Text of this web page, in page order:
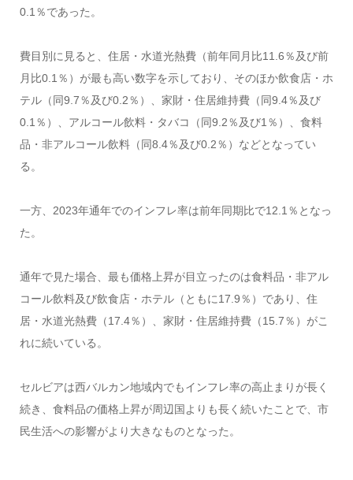
0.1％であった。
費目別に見ると、住居・水道光熱費（前年同月比11.6％及び前
月比0.1％）が最も高い数字を示しており、そのほか飲食店・ホ
テル（同9.7％及び0.2％）、家財・住居維持費（同9.4％及び
0.1％）、アルコール飲料・タバコ（同9.2％及び1％）、食料
品・非アルコール飲料（同8.4％及び0.2％）などとなってい
る。
一方、2023年通年でのインフレ率は前年同期比で12.1％となっ
た。
通年で見た場合、最も価格上昇が目立ったのは食料品・非アル
コール飲料及び飲食店・ホテル（ともに17.9％）であり、住
居・水道光熱費（17.4％）、家財・住居維持費（15.7％）がこ
れに続いている。
セルビアは西バルカン地域内でもインフレ率の高止まりが長く
続き、食料品の価格上昇が周辺国よりも長く続いたことで、市
民生活への影響がより大きなものとなった。